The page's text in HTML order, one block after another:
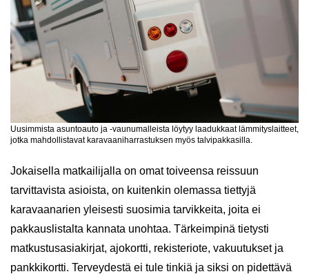
Uusimmista asuntoauto ja -vaunumalleista löytyy laadukkaat lämmityslaitteet,
jotka mahdollistavat karavaaniharrastuksen myös talvipakkasilla.
Jokaisella matkailijalla on omat toiveensa reissuun
tarvittavista asioista, on kuitenkin olemassa tiettyjä
karavaanarien yleisesti suosimia tarvikkeita, joita ei
pakkauslistalta kannata unohtaa. Tärkeimpinä tietysti
matkustusasiakirjat, ajokortti, rekisteriote, vakuutukset ja
pankkikortti. Terveydestä ei tule tinkiä ja siksi on pidettävä